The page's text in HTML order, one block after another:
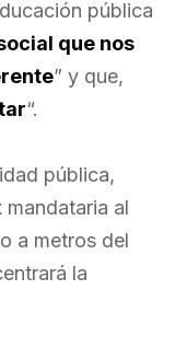
pública
que nos
” y que,
“.
pública,
mandataria al
a metros del
la